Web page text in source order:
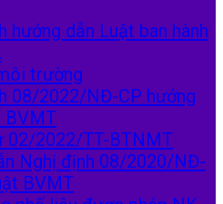
hướng dẫn Luật ban hành
trường
08/2022/NĐ-CP hướng
BVMT
02/2022/TT-BTNMT
Nghị định 08/2020/NĐ-
BVMT